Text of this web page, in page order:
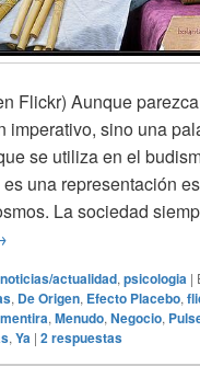
Flickr) Aunque
imperativo, sino una
se utiliza en el
una representación
La sociedad
o mándala
noticias/actualidad, psicologia |
, De Origen, Efecto Placebo,
mentira, Menudo, Negocio,
, Ya | 2respuestas